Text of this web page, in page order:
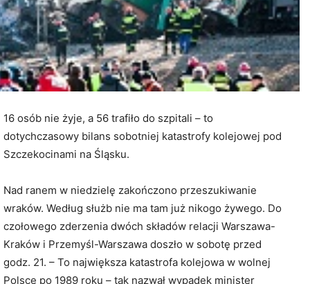
16 osób nie żyje, a 56 trafiło do szpitali – to
dotychczasowy bilans sobotniej katastrofy kolejowej pod
Szczekocinami na Śląsku.
Nad ranem w niedzielę zakończono przeszukiwanie
wraków. Według służb nie ma tam już nikogo żywego. Do
czołowego zderzenia dwóch składów relacji Warszawa-
Kraków i Przemyśl-Warszawa doszło w sobotę przed
godz. 21. – To największa katastrofa kolejowa w wolnej
Polsce po 1989 roku – tak nazwał wypadek minister